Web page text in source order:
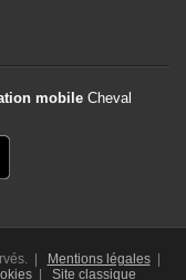
mobile Cheval
| Mentions légales|
| Site classique